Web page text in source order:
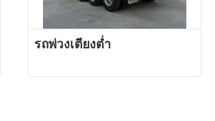
รถพ่วงเตียงต่ำ